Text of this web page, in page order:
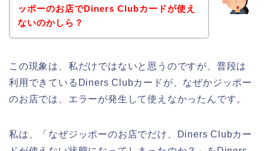
ッポーのお店でDiners Clubカードが使え
ないのかしら？
この現象は、私だけではないと思うのですが、普段は
利用できているDiners Clubカードが、なぜかジッポー
のお店では、エラーが発生して使えなかったんです。
私は、「なぜジッポーのお店でだけ、Diners Clubカー